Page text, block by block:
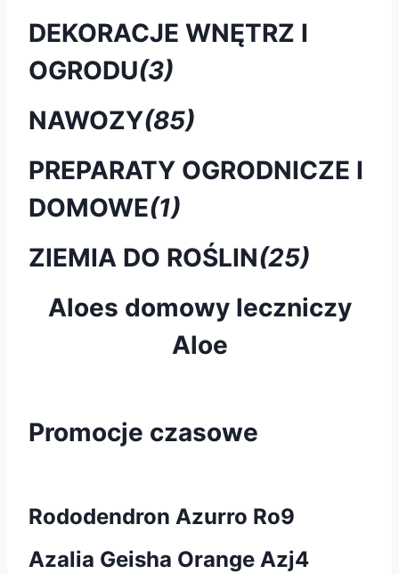
DEKORACJE WNĘTRZ I
OGRODU(3)
NAWOZY(85)
PREPARATY OGRODNICZE I
DOMOWE(1)
ZIEMIA DO ROŚLIN(25)
Aloes domowy leczniczy
Aloe
Promocje czasowe
Rododendron Azurro Ro9
Azalia Geisha Orange Azj4